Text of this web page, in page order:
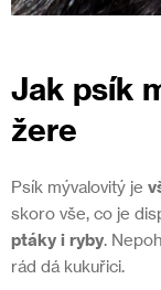
Jak psík
žere
Psík mývalovitý je
skoro vše, co je
ptáky i ryby.
rád dá kukuřici.